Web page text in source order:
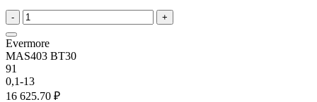
- +
Evermore
MAS403 BT30
91
0,1-13
16 625.70 ₽